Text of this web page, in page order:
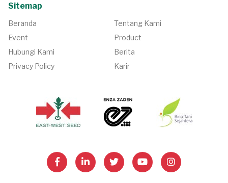
Sitemap
Beranda
Tentang Kami
Event
Product
Hubungi Kami
Berita
Privacy Policy
Karir